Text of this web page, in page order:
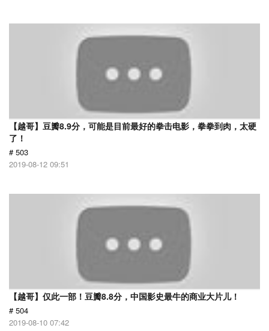
【越哥】豆瓣8.9分，可能是目前最好的拳击电影，拳拳到肉，太硬
了！
# 503
2019-08-12 09:51
【越哥】仅此一部！豆瓣8.8分，中国影史最牛的商业大片儿！
# 504
2019-08-10 07:42